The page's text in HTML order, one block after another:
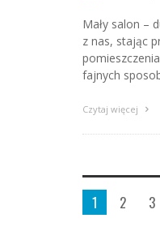
Mały salon –
z nas, stając
fajnych
Czytaj więcej
1 2 3